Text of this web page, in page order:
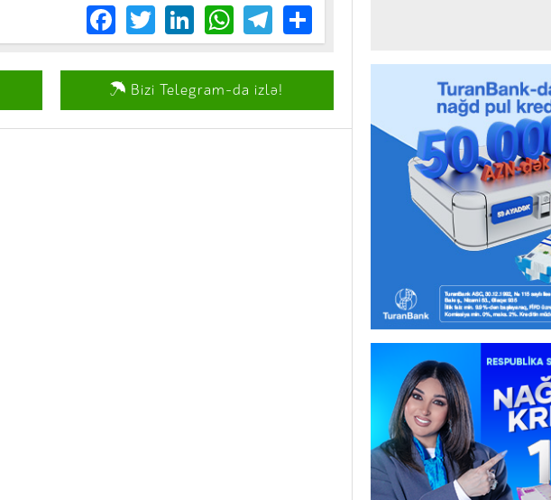
Facebook
TwitterLinkedIn
WhatsApp
Telegram
Share
Bizi Telegram-da izlə!